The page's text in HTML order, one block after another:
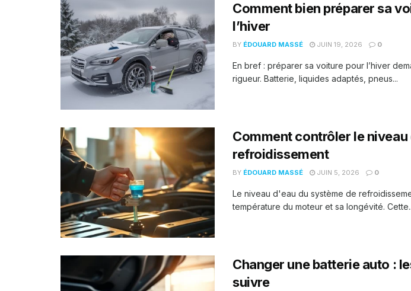
Comment bien préparer sa
l’hiver
BY ÉDOUARD MASSÉ JUIN 19, 2026 0
En bref : préparer sa voiture pour l’hiver
rigueur. Batterie, liquides adaptés, pneus...
Comment contrôler le niveau
refroidissement
BY ÉDOUARD MASSÉ JUIN 5, 2026 0
Le niveau d'eau du système de
température du moteur et sa longévité.
Changer une batterie auto :
suivre